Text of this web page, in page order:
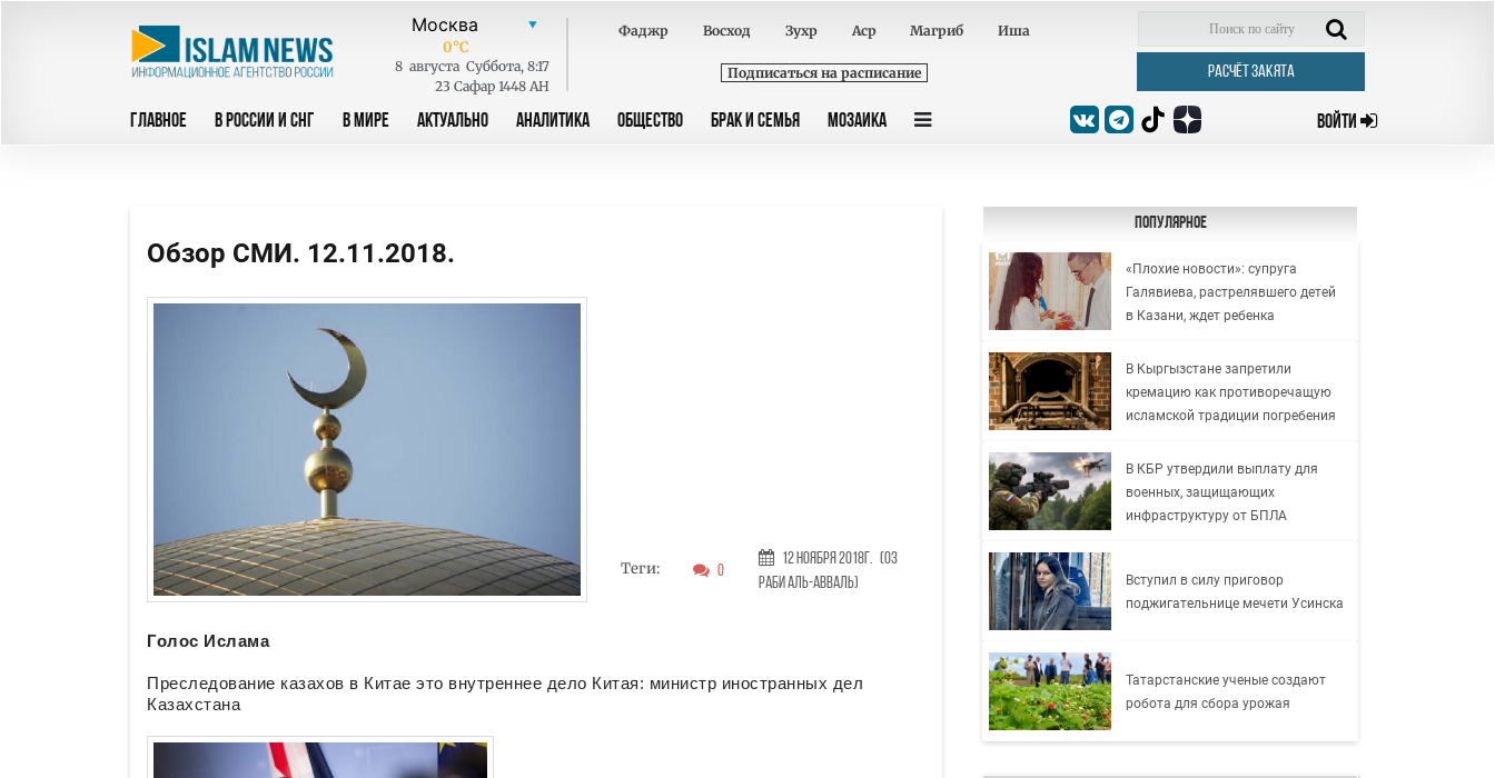
0°C
8 августа Суббота, 8:17
23 Сафар 1448 AH
Фаджр Восход Зухр Аср Магриб Иша
Подписаться на расписание РАСЧЁТ ЗАКЯТА
ГЛАВНОЕ В РОССИИ И СНГ В МИРЕ АКТУАЛЬНО АНАЛИТИКА ОБЩЕСТВО БРАК И СЕМЬЯ МОЗАИКА ВОЙТИ
Обзор СМИ. 12.11.2018.
Теги: 0
12 Ноября 2018г. (03
Раби аль-авваль)
Голос Ислама
Преследование казахов в Китае это внутреннее дело Китая: министр иностранных дел
Казахстана
Популярное
«Плохие новости»: супруга
Галявиева, растрелявшего детей
в Казани, ждет ребенка
В Кыргызстане запретили
кремацию как противоречащую
исламской традиции погребения
В КБР утвердили выплату для
военных, защищающих
инфраструктуру от БПЛА
Вступил в силу приговор
поджигательнице мечети Усинска
Татарстанские ученые создают
робота для сбора урожая